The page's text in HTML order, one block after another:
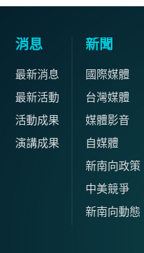
消息
最新消息
最新活動
活動成果
演講成果
新聞
國際媒體
台灣媒體
媒體影音
自媒體
新南向政策
中美競爭
新南向動態